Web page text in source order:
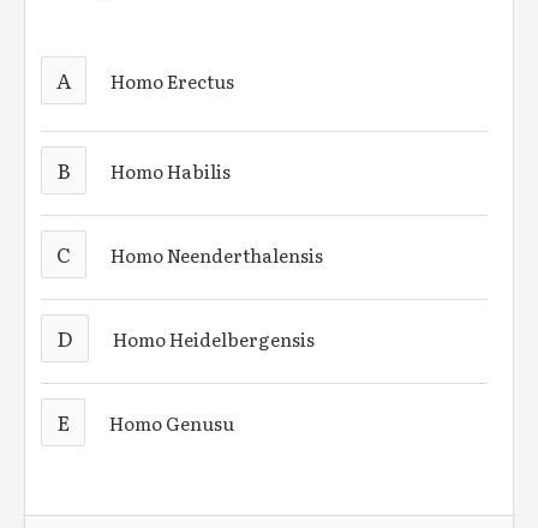
A Homo Erectus
B Homo Habilis
C Homo Neenderthalensis
D Homo Heidelbergensis
E Homo Genusu